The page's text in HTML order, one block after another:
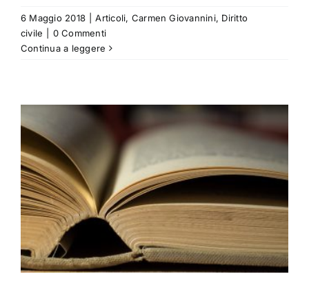
6 Maggio 2018 Articoli, Carmen Giovannini, Diritto
civile
0 Commenti
Continua a leggere